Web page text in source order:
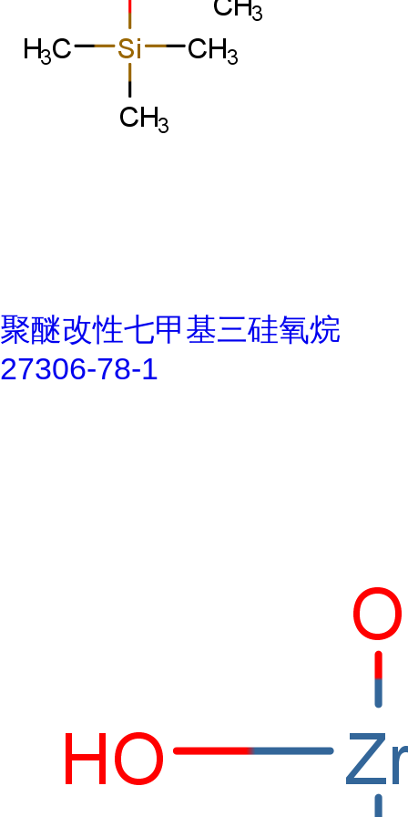
聚醚改性七甲基三硅氧烷
27306-78-1